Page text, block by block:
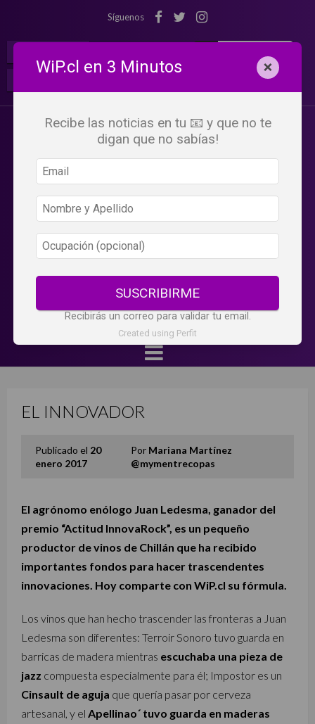
Síguenos
EL INNOVADOR
Publicado el 20
enero 2017
Por Mariana Martínez
@mymentrecopas
El agrónomo enólogo Juan Ledesma, ganador del
premio “Actitud InnovaRock”, es un pequeño
productor de vinos de Chillán que ha recibido
importantes fondos para hacer trascendentes
innovaciones. Hoy comparte con WiP.cl su fórmula.
Los vinos que han hecho trascender las fronteras a Juan
Ledesma son diferentes: Terroir Sonoro tuvo guarda en
barricas de madera mientras escuchaba una pieza de
jazz compuesta especialmente para él; Impostor es un
Cinsault de aguja que quería pasar por cerveza
artesanal, y el Apellinao´ tuvo guarda en maderas
WiP.cl en 3 Minutos ×
Recibe las noticias en tu 📧 y que no te
digan que no sabías!
SUSCRIBIRME
Recibirás un correo para validar tu email.
Created using Perfit